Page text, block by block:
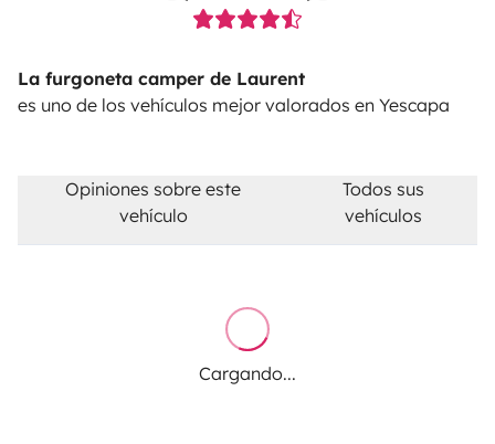
La furgoneta camper de Laurent
es uno de los vehículos mejor valorados en Yescapa
Opiniones sobre este
vehículo
Todos sus
vehículos
Cargando...